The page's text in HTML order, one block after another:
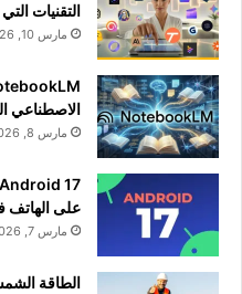
التقنيات
مارس 10, 2026
الاصطناعي
مارس 8, 2026
على الهاتف في
مارس 7, 2026
الطاقة